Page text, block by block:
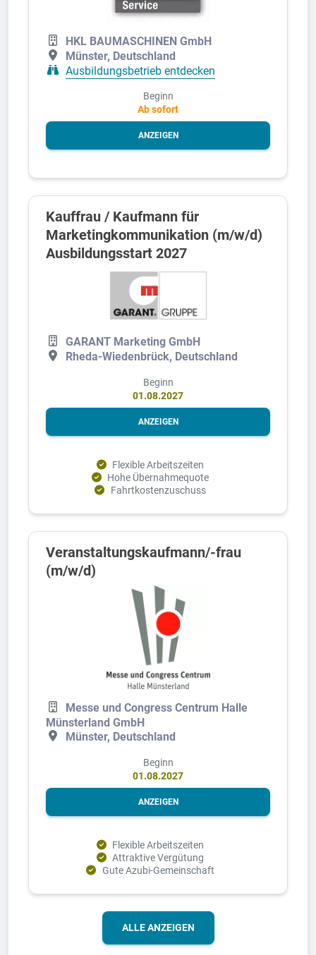
HKL BAUMASCHINEN GmbH
Münster, Deutschland
Ausbildungsbetrieb entdecken
Beginn
Ab sofort
ANZEIGEN
Kauffrau / Kaufmann für
Marketingkommunikation (m/w/d)
Ausbildungsstart 2027
GARANT Marketing GmbH
Rheda-Wiedenbrück, Deutschland
Beginn
01.08.2027
ANZEIGEN
Flexible Arbeitszeiten
Hohe Übernahmequote
Fahrtkostenzuschuss
Veranstaltungskaufmann/-frau
(m/w/d)
Messe und Congress Centrum Halle
Münsterland GmbH
Münster, Deutschland
Beginn
01.08.2027
ANZEIGEN
Flexible Arbeitszeiten
Attraktive Vergütung
Gute Azubi-Gemeinschaft
ALLE ANZEIGEN